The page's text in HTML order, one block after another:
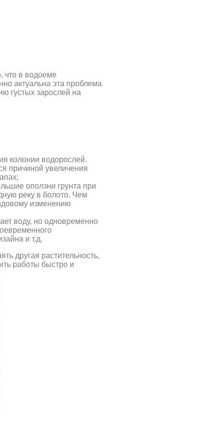
что в водоеме
актуальна эта проблема
густых зарослей на
колонии водорослей.
причиной увеличения
оползни грунта при
реку в болото. Чем
изменению
воду, но одновременно
и т.д.
другая растительность,
работы быстро и